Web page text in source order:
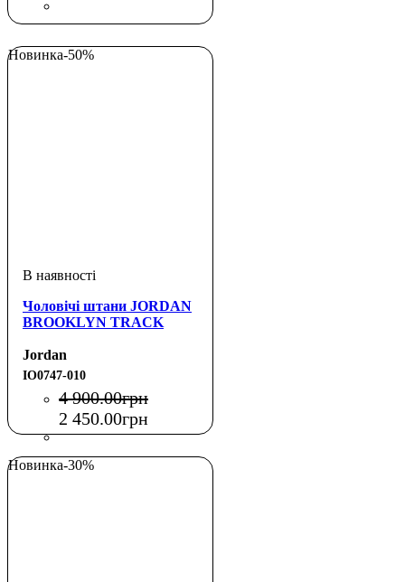
Новинка-50%
Чоловічі штани JORDAN
BROOKLYN TRACK
Jordan
IO0747-010
4 900.00грн
2 450.00грн
Новинка-30%